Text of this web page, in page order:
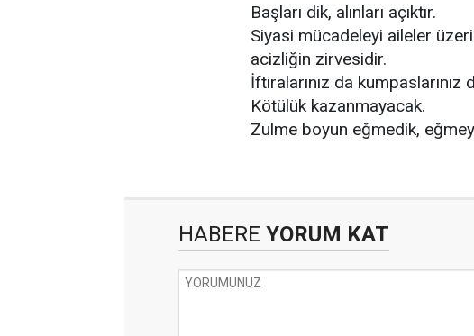
Başları dik, alınları açıktır.
Siyasi mücadeleyi aileler
acizliğin zirvesidir.
İftiralarınız da
Kötülük kazanmayacak.
Zulme boyun eğmedik,
HABERE YORUM KAT